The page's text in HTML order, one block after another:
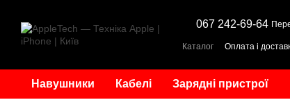
067 242-69-64
Каталог Оплата і
Навушники Кабелі Зарядні пристрої